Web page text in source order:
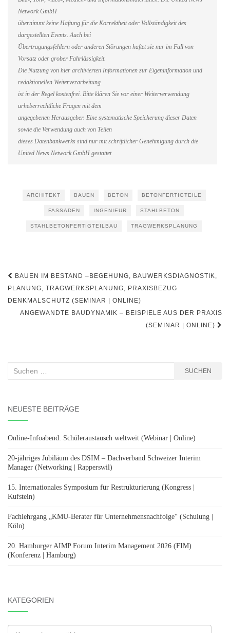
Network GmbH
übernimmt keine Haftung für die Korrektheit oder Vollständigkeit des
dargestellten Events. Auch bei
Übertragungsfehlern oder anderen Störungen haftet sie nur im Fall von
Vorsatz oder grober Fahrlässigkeit.
Die Nutzung von hier archivierten Informationen zur Eigeninformation und
redaktionellen Weiterverarbeitung
ist in der Regel kostenfrei. Bitte klären Sie vor einer Weiterverwendung
urheberrechtliche Fragen mit dem
angegebenen Herausgeber. Eine systematische Speicherung dieser Daten
sowie die Verwendung auch von Teilen
dieses Datenbankwerks sind nur mit schriftlicher Genehmigung durch die
United News Network GmbH gestattet
ARCHITEKT BAUEN BETON BETONFERTIGTEILE
FASSADEN INGENIEUR STAHLBETON
STAHLBETONFERTIGTEILBAU TRAGWERKSPLANUNG
Beitragsnavigation
BAUEN IM BESTAND –BEGEHUNG, BAUWERKSDIAGNOSTIK,
PLANUNG, TRAGWERKSPLANUNG, PRAXISBEZUG
DENKMALSCHUTZ (SEMINAR | ONLINE)
ANGEWANDTE BAUDYNAMIK – BEISPIELE AUS DER PRAXIS
(SEMINAR | ONLINE)
Suchen
SUCHEN
NEUESTE BEITRÄGE
Online-Infoabend: Schüleraustausch weltweit (Webinar | Online)
20-jähriges Jubiläum des DSIM – Dachverband Schweizer Interim
Manager (Networking | Rapperswil)
15. Internationales Symposium für Restrukturierung (Kongress |
Kufstein)
Fachlehrgang „KMU-Berater für Unternehmensnachfolge“ (Schulung |
Köln)
20. Hamburger AIMP Forum Interim Management 2026 (FIM)
(Konferenz | Hamburg)
KATEGORIEN
Kategorien